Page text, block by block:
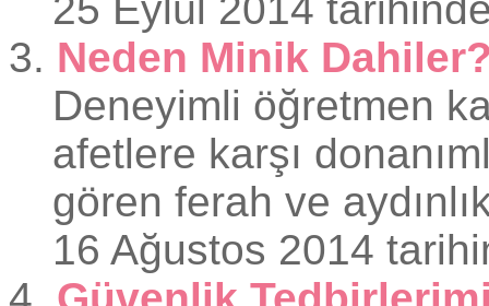
25 Eylül 2014
3. Neden Minik
Deneyimli öğretmen
afetlere karşı
gören ferah ve
16 Ağustos 2014